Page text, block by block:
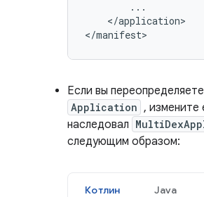
</application>
</manifest>
Если вы
Application , измените
наследовал
следующим образом:
Котлин Java